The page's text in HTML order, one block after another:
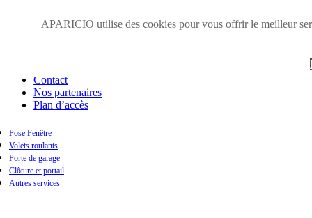
APARICIO utilise des cookies pour vous offrir le meilleur
Présentation
Contact
Nos partenaires
Plan d’accès
Pose Fenêtre
Fenêtre en pvc
Fenêtre en aluminium
Fenêtre en bois
Volets roulants
Porte de garage
Clôture et portail
Autres services